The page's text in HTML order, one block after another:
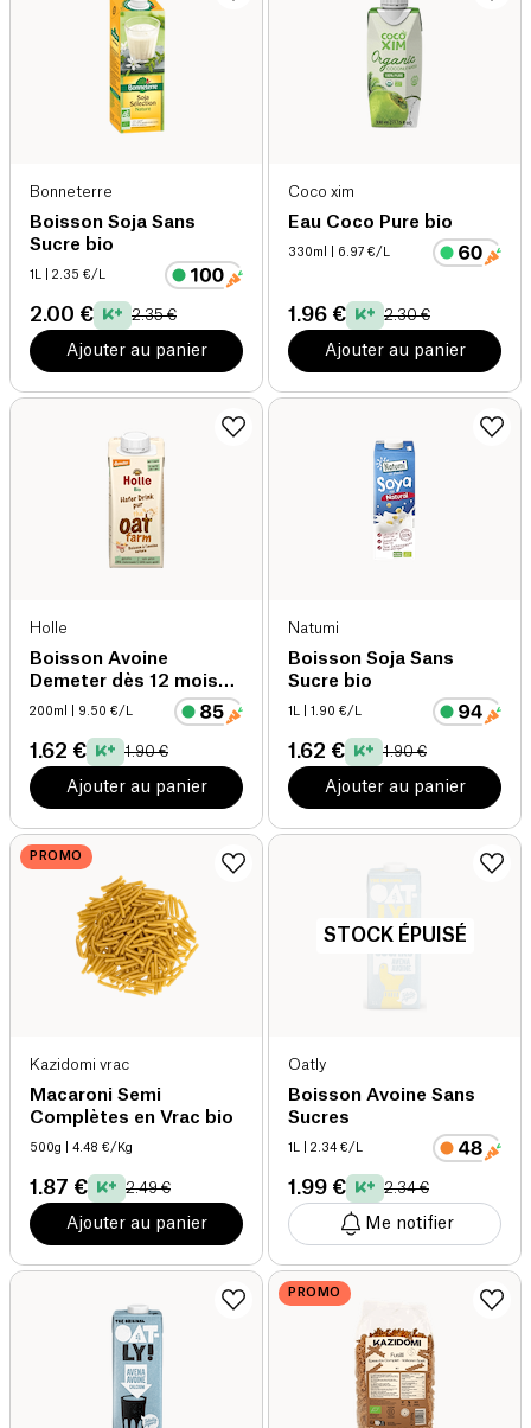
Bonneterre
Boisson Soja Sans
Sucre bio
1L | 2.35 €/L
2.00 € 2.35 €
Ajouter au panier
Coco xim
Eau Coco Pure bio
330ml | 6.97 €/L
1.96 € 2.30 €
Ajouter au panier
Holle
Boisson Avoine
Demeter dès 12 mois
bio
200ml | 9.50 €/L
1.62 € 1.90 €
Ajouter au panier
Natumi
Boisson Soja Sans
Sucre bio
1L | 1.90 €/L
1.62 € 1.90 €
Ajouter au panier
PROMO
Kazidomi vrac
Macaroni Semi
Complètes en Vrac bio
500g | 4.48 €/Kg
1.87 € 2.49 €
Ajouter au panier
STOCK ÉPUISÉ
Oatly
Boisson Avoine Sans
Sucres
1L | 2.34 €/L
1.99 € 2.34 €
Me notifier
PROMO